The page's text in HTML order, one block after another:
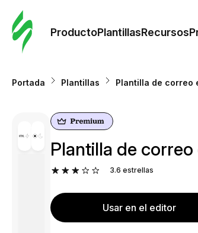
ProductoPlantillasRecursos
Portada Plantillas Plantilla de correo
Plantilla de
3.6 estrellas
Usar en el editor